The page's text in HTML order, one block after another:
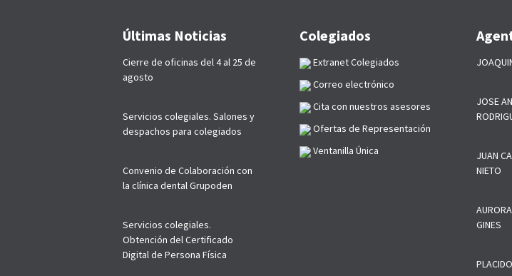
Últimas Noticias
Cierre de oficinas del 4 al 25 de
agosto
Servicios colegiales. Salones y
despachos para colegiados
Convenio de Colaboración con
la clínica dental Grupoden
Servicios colegiales.
Obtención del Certificado
Digital de Persona Física
Colegiados
Extranet Colegiados
Correo electrónico
Cita con nuestros asesores
Ofertas de Representación
Ventanilla Única
JOSE
JUAN
NIETO
GINES